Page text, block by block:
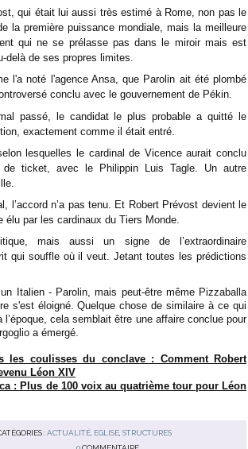
qui était lui aussi très estimé à Rome, non pas le
la première puissance mondiale, mais la meilleure
qui ne se prélasse pas dans le miroir mais est
delà de ses propres limites.
l'a noté l'agence Ansa, que Parolin ait été plombé
conclu avec le gouvernement de Pékin.
passé, le candidat le plus probable a quitté le
exactement comme il était entré.
lesquelles le cardinal de Vicence aurait conclu
ticket, avec le Philippin Luis Tagle. Un autre
l’accord n’a pas tenu. Et Robert Prévost devient le
élu par les cardinaux du Tiers Monde.
mais aussi un signe de l’extraordinaire
qui souffle où il veut. Jetant toutes les prédictions
Italien - Parolin, mais peut-être même Pizzaballa
s'est éloigné. Quelque chose de similaire à ce qui
l’époque, cela semblait être une affaire conclue pour
a émergé.
les coulisses du conclave : Comment Robert
Léon XIV
: Plus de 100 voix au quatrième tour pour Léon
:ACTUALITÉ, EGLISE, STRUCTURES